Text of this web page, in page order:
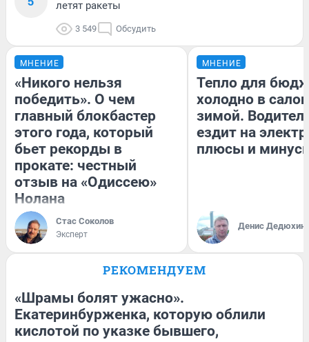
летят ракеты
3 549 Обсудить
МНЕНИЕ
«Никого нельзя
победить». О чем
главный блокбастер
этого года, который
бьет рекорды в
прокате: честный
отзыв на «Одиссею»
Нолана
Стас Соколов
Эксперт
МНЕНИЕ
Тепло для
холодно в
зимой.
ездит на
плюсы и
Денис Дедюхин
РЕКОМЕНДУЕМ
«Шрамы болят ужасно».
Екатеринбурженка, которую облили
кислотой по указке бывшего,